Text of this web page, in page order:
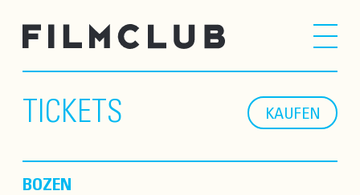
TICKETS KAUFEN
BOZEN